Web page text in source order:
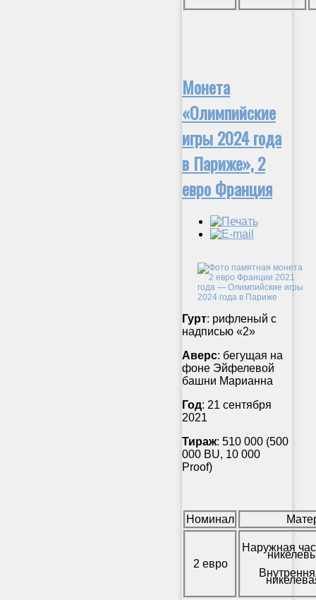
Монета
«Олимпийские
игры 2024 года
в Париже», 2
евро Франция
Гурт: рифленый с
надписью «2»
Аверс: бегущая на
фоне Эйфелевой
башни Марианна
Год: 21 сентября
2021
Тираж: 510 000 (500
000 BU, 10 000
Proof)
Номинал
2 евро
Наружная